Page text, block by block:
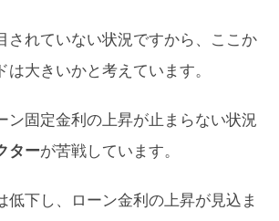
されていない状況ですから、ここか
は大きいかと考えています。
ン固定金利の上昇が止まらない状況
ターが苦戦しています。
低下し、ローン金利の上昇が見込ま